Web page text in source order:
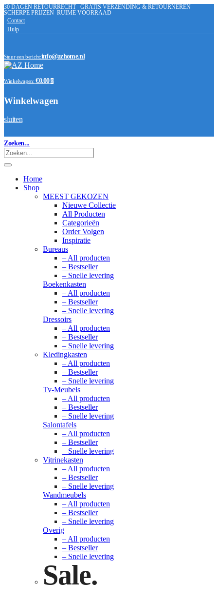
30 DAGEN RETOURRECHT GRATIS VERZENDING & RETOURNEREN
SCHERPE PRIJZEN RUIME VOORRAAD
Contact
Hulp
Stuur een bericht:info@azhome.nl
Winkelwagen: €0.00 0
Winkelwagen
sluiten
Zoeken...
Home
Shop
MEEST GEKOZEN
Nieuwe Collectie
All Producten
Categorieën
Order Volgen
Inspiratie
Bureaus
– All producten
– Bestseller
– Snelle levering
Boekenkasten
– All producten
– Bestseller
– Snelle levering
Dressoirs
– All producten
– Bestseller
– Snelle levering
Kledingkasten
– All producten
– Bestseller
– Snelle levering
Tv-Meubels
– All producten
– Bestseller
– Snelle levering
Salontafels
– All producten
– Bestseller
– Snelle levering
Vitrinekasten
– All producten
– Bestseller
– Snelle levering
Wandmeubels
– All producten
– Bestseller
– Snelle levering
Overig
– All producten
– Bestseller
– Snelle levering
Sale.